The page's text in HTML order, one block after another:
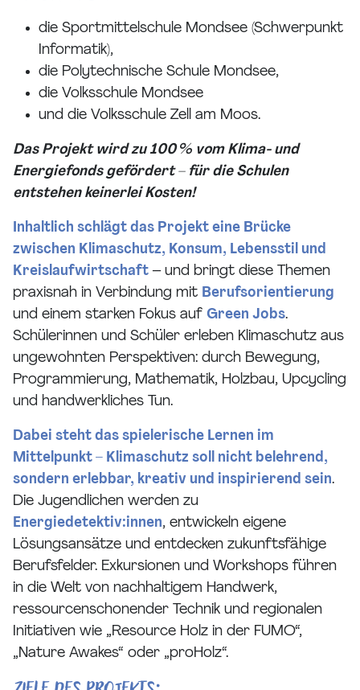
die Sportmittelschule Mondsee (Schwerpunkt
Informatik),
die Polytechnische Schule Mondsee,
die Volksschule Mondsee
und die Volksschule Zell am Moos.
Das Projekt wird zu 100 % vom Klima- und
Energiefonds gefördert – für die Schulen
entstehen keinerlei Kosten!
Inhaltlich schlägt das Projekt eine Brücke
zwischen Klimaschutz, Konsum, Lebensstil und
Kreislaufwirtschaft – und bringt diese Themen
praxisnah in Verbindung mit Berufsorientierung
und einem starken Fokus auf Green Jobs.
Schülerinnen und Schüler erleben Klimaschutz aus
ungewohnten Perspektiven: durch Bewegung,
Programmierung, Mathematik, Holzbau, Upcycling
und handwerkliches Tun.
Dabei steht das spielerische Lernen im
Mittelpunkt – Klimaschutz soll nicht belehrend,
sondern erlebbar, kreativ und inspirierend sein.
Die Jugendlichen werden zu
Energiedetektiv:innen, entwickeln eigene
Lösungsansätze und entdecken zukunftsfähige
Berufsfelder. Exkursionen und Workshops führen
in die Welt von nachhaltigem Handwerk,
ressourcenschonender Technik und regionalen
Initiativen wie „Resource Holz in der FUMO“,
„Nature Awakes“ oder „proHolz“.